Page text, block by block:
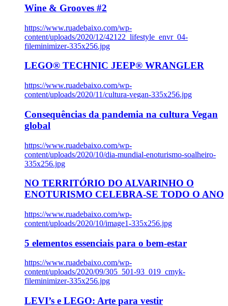
Wine & Grooves #2
https://www.ruadebaixo.com/wp-
content/uploads/2020/12/42122_lifestyle_envr_04-
fileminimizer-335x256.jpg
LEGO® TECHNIC JEEP® WRANGLER
https://www.ruadebaixo.com/wp-
content/uploads/2020/11/cultura-vegan-335x256.jpg
Consequências da pandemia na cultura Vegan
global
https://www.ruadebaixo.com/wp-
content/uploads/2020/10/dia-mundial-enoturismo-soalheiro-
335x256.jpg
NO TERRITÓRIO DO ALVARINHO O
ENOTURISMO CELEBRA-SE TODO O ANO
https://www.ruadebaixo.com/wp-
content/uploads/2020/10/image1-335x256.jpg
5 elementos essenciais para o bem-estar
https://www.ruadebaixo.com/wp-
content/uploads/2020/09/305_501-93_019_cmyk-
fileminimizer-335x256.jpg
LEVI’s e LEGO: Arte para vestir